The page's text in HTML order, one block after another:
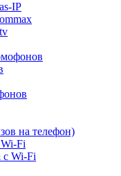
IP
на телефон)
Fi
Wi-Fi